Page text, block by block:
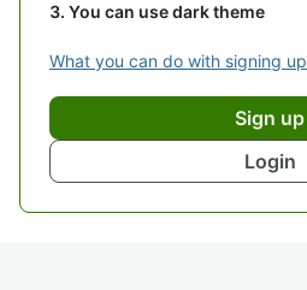
You can use dark theme
What you can do with signing up
Sign up
Login